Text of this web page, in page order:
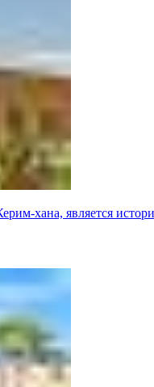
хана, является